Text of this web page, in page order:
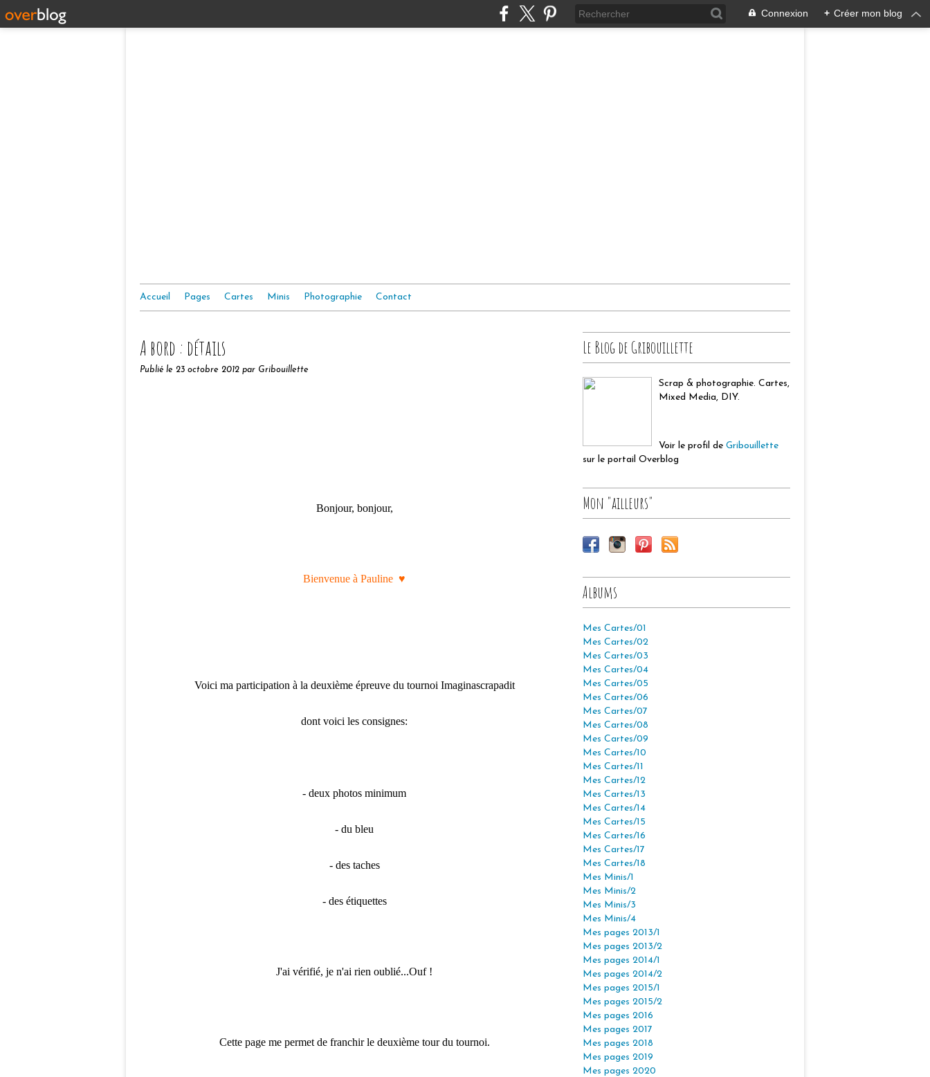
Connexion + Créer mon blog
Accueil Pages Cartes Minis Photographie Contact
A bord : détails
Publié le 23 octobre 2012 par Gribouillette
Bonjour, bonjour,
Bienvenue à Pauline ♥
Voici ma participation à la deuxième épreuve du tournoi Imaginascrapadit
dont voici les consignes:
- deux photos minimum
- du bleu
- des taches
- des étiquettes
J'ai vérifié, je n'ai rien oublié...Ouf !
Cette page me permet de franchir le deuxième tour du tournoi.
Le Blog de Gribouillette
Scrap & photographie. Cartes,
Mixed Media, DIY.
Voir le profil de Gribouillette
sur le portail Overblog
Mon "ailleurs"
Albums
Mes Cartes/01
Mes Cartes/02
Mes Cartes/03
Mes Cartes/04
Mes Cartes/05
Mes Cartes/06
Mes Cartes/07
Mes Cartes/08
Mes Cartes/09
Mes Cartes/10
Mes Cartes/11
Mes Cartes/12
Mes Cartes/13
Mes Cartes/14
Mes Cartes/15
Mes Cartes/16
Mes Cartes/17
Mes Cartes/18
Mes Minis/1
Mes Minis/2
Mes Minis/3
Mes Minis/4
Mes pages 2013/1
Mes pages 2013/2
Mes pages 2014/1
Mes pages 2014/2
Mes pages 2015/1
Mes pages 2015/2
Mes pages 2016
Mes pages 2017
Mes pages 2018
Mes pages 2019
Mes pages 2020